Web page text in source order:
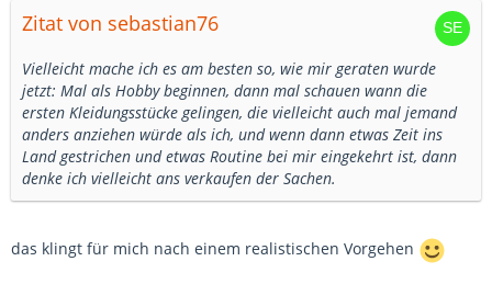
Zitat von sebastian76
Vielleicht mache ich es am besten so, wie mir geraten wurde
jetzt: Mal als Hobby beginnen, dann mal schauen wann die
ersten Kleidungsstücke gelingen, die vielleicht auch mal jemand
anders anziehen würde als ich, und wenn dann etwas Zeit ins
Land gestrichen und etwas Routine bei mir eingekehrt ist, dann
denke ich vielleicht ans verkaufen der Sachen.
das klingt für mich nach einem realistischen Vorgehen